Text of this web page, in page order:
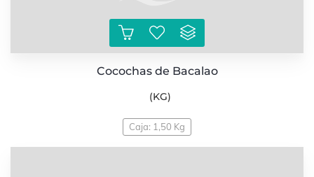
Cocochas de Bacalao
(KG)
Caja: 1,50 Kg